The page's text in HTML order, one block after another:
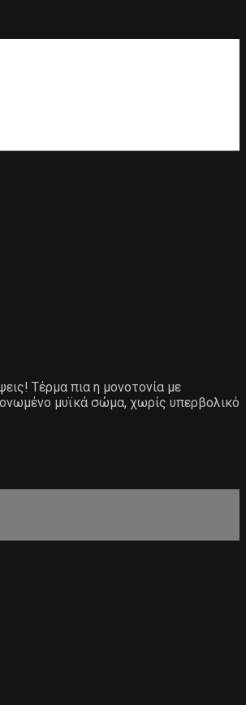
Τέρμα πια η μονοτονία με
μυϊκά σώμα, χωρίς υπερβολικό